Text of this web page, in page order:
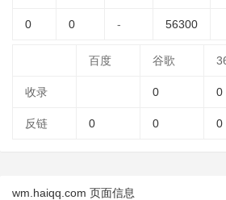
0 0 - 56300
百度 谷歌
收录 0 0
反链 0 0 0
wm.haiqq.com 页面信息